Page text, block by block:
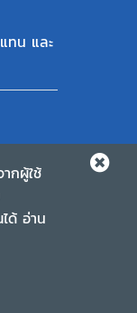
ทน และ
ออฟฟิศ
วผู้เสีย
กผู้ใช้
ด้ อ่าน